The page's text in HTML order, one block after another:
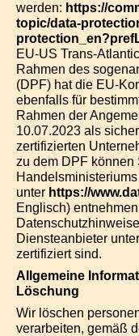
werden: https://
topic/data-
EU-US Trans-
Rahmen des
(DPF) hat die EU-
ebenfalls für
Rahmen der
10.07.2023 als
zertifizierten
zu dem DPF können
unter https://
Englisch)
Diensteanbieter
zertifiziert sind.
Allgemeine
Löschung
Wir löschen
verarbeiten, gemäß